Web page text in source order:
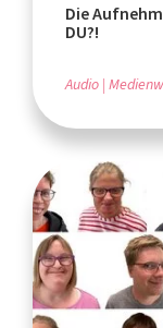
Die
DU?!
Audio